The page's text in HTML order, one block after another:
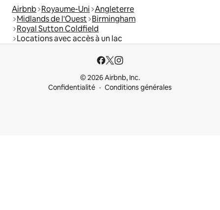
Airbnb Royaume-Uni Angleterre
Midlands de l'Ouest Birmingham
Royal Sutton Coldfield
Locations avec accès à un lac
© 2026 Airbnb, Inc.
Confidentialité
Conditions générales